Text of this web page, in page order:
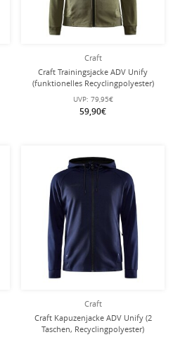
Craft
Craft Trainingsjacke ADV Unify
(funktionelles Recyclingpolyester)
khakigrün Damen
UVP: 79,95€
59,90€
Craft
Craft Kapuzenjacke ADV Unify (2
Taschen, Recyclingpolyester)